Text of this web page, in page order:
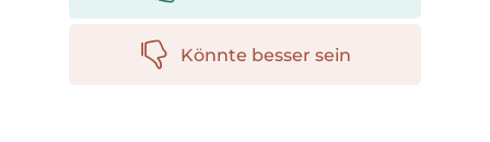
Könnte besser sein